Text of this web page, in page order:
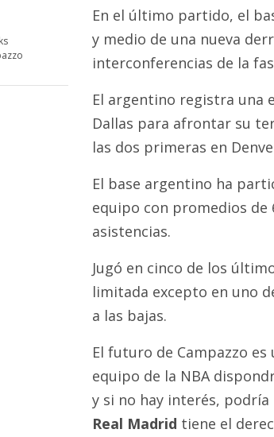
En el último partido, el
y medio de una nueva
interconferencias de la
El argentino registra una
Dallas para afrontar su
las dos primeras en
El base argentino ha
equipo con promedios de
asistencias.
Jugó en cinco de los
limitada excepto en uno
a las bajas.
El futuro de Campazzo
equipo de la NBA
y si no hay interés,
Real Madrid tiene el